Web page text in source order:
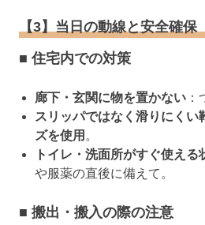
【3】当日の動線と安全確保
■ 住宅内での対策
廊下・玄関に物を置かない ：
スリッパではなく滑りにくい
ズを使用 。
トイレ・洗面所がすぐ使える
や服薬の直後に備えて。
■ 搬出・搬入の際の注意